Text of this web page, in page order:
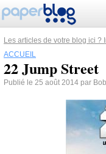
Les articles de votre blog ici ?
ACCUEIL
22 Jump Street
Publié le 25 août 2014 par